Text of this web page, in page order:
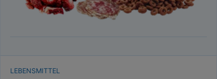
LEBENSMITTEL